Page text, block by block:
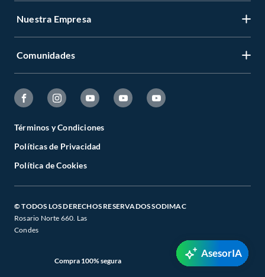
Nuestra Empresa
Comunidades
Términos y Condiciones
Políticas de Privacidad
Política de Cookies
© TODOS LOS DERECHOS RESERVADOS SODIMAC
Rosario Norte 660. Las
Condes
Compra 100% segura
AsesorIA